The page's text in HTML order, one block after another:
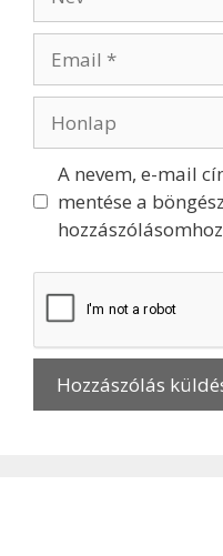
A nevem, e-mail
mentése a